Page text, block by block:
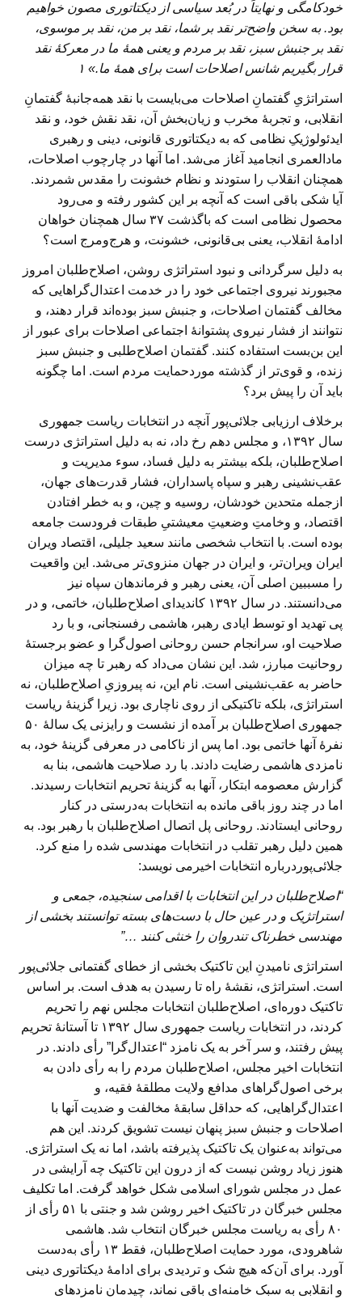
خودکامگی و نهایتاً در بُعد سیاسی از دیکتاتوری مصون خواهیم
بود. به سخن واضح‌تر نقد بر شما، نقد بر من، نقد بر موسوی،
نقد بر جنبش سبز، نقد بر مردم و یعنی همهٔ ما در معرکهٔ نقد
قرار بگیریم شانس اصلاحات است برای همهٔ ما.» ۱
استراتژیِ گفتمانِ اصلاحات می‌بایست با نقد همه‌جانبهٔ گفتمانِ
انقلابی، و تجربهٔ مخرب و زیان‌بخش آن، نقد نقش خود، و نقد
ایدئولوژیکِ نظامی که به دیکتاتوری قانونی، دینی و رهبری
مادالعمری انجامید آغاز می‌شد. اما آنها در چارچوب اصلاحات،
همچنان انقلاب را ستودند و نظام خشونت را مقدس شمردند.
آیا شکی باقی است که آنچه بر این کشور رفته و می‌رود
محصول نظامی است که باگذشت ۳۷ سال همچنان خواهان
ادامهٔ انقلاب، یعنی بی‌قانونی، خشونت، و هرج‌ومرج است؟
به دلیل سرگردانی و نبود استراتژی روشن، اصلاح‌طلبان امروز
مجبورند نیروی اجتماعی خود را در خدمت اعتدال‌گراهایی که
مخالف گفتمان اصلاحات، و جنبش سبز بوده‌اند قرار دهند، و
نتوانند از فشار نیروی پشتوانهٔ اجتماعی اصلاحات برای عبور از
این بن‌بست استفاده کنند. گفتمان اصلاح‌طلبی و جنبش سبز
زنده، و قوی‌تر از گذشته موردحمایت مردم است. اما چگونه
باید آن را پیش برد؟
برخلاف ارزیابی جلائی‌پور آنچه در انتخابات ریاست جمهوری
سال ۱۳۹۲، و مجلس دهم رخ داد، نه به دلیل استراتژی درست
اصلاح‌طلبان، بلکه بیشتر به دلیل فساد، سوء مدیریت و
عقب‌نشینی رهبر و سپاه پاسداران، فشار قدرت‌های جهان،
ازجمله متحدین خودشان، روسیه و چین، و به خطر افتادن
اقتصاد، و وخامتِ وضعیتِ معیشتیِ طبقات فرودست جامعه
بوده است. با انتخاب شخصی مانند سعید جلیلی، اقتصاد ویران
ایران ویران‌تر، و ایران در جهان منزوی‌تر می‌شد. این واقعیت
را مسببین اصلی آن، یعنی رهبر و فرماندهان سپاه نیز
می‌دانستند. در سال ۱۳۹۲ کاندیدای اصلاح‌طلبان، خاتمی، و در
پی تهدید او توسط ایادی رهبر، هاشمی رفسنجانی، و با رد
صلاحیت او، سرانجام حسن روحانی اصول‌گرا و عضو برجستهٔ
روحانیت مبارز، شد. این نشان می‌داد که رهبر تا چه میزان
حاضر به عقب‌نشینی است. نام این، نه پیروزیِ اصلاح‌طلبان، نه
استراتژی، بلکه تاکتیکی از روی ناچاری بود. زیرا گزینهٔ ریاست
جمهوری اصلاح‌طلبان بر آمده از نشست و رایزنی یک سالهٔ ۵۰
نفرهٔ آنها خاتمی بود. اما پس از ناکامی در معرفی گزینهٔ خود، به
نامزدی هاشمی رضایت دادند. با رد صلاحیت هاشمی، بنا به
گزارش معصومه ابتکار، آنها به گزینهٔ تحریم انتخابات رسیدند.
اما در چند روز باقی مانده به انتخابات به‌درستی در کنار
روحانی ایستادند. روحانی پل اتصال اصلاح‌طلبان با رهبر بود. به
همین دلیل رهبر تقلب در انتخابات مهندسی شده را منع کرد.
جلائی‌پوردرباره انتخابات اخیرمی نویسد:
“اصلاح‌طلبان در این انتخابات با اقدامی سنجیده، جمعی و
استراتژیک و در عین حال با دست‌های بسته توانستند بخشی از
مهندسی خطرناک تندروان را خنثی کنند …”
استراتژی نامیدنِ این تاکتیک بخشی از خطای گفتمانی جلائی‌پور
است. استراتژی، نقشهٔ راه تا رسیدن به هدف است. بر اساس
تاکتیک دوره‌ای، اصلاح‌طلبان انتخابات مجلس نهم را تحریم
کردند، در انتخابات ریاست جمهوری سال ۱۳۹۲ تا آستانهٔ تحریم
پیش رفتند، و سر آخر به یک نامزد “اعتدال‌گرا” رأی دادند. در
انتخابات اخیر مجلس، اصلاح‌طلبان مردم را به رأی دادن به
برخی اصول‌گراهای مدافع ولایت مطلقهٔ فقیه، و
اعتدال‌گراهایی، که حداقل سابقهٔ مخالفت و ضدیت آنها با
اصلاحات و جنبش سبز پنهان نیست تشویق کردند. این هم
می‌تواند به‌عنوان یک تاکتیک پذیرفته باشد، اما نه یک استراتژی.
هنوز زیاد روشن نیست که از درون این تاکتیک چه آرایشی در
عمل در مجلس شورای اسلامی شکل خواهد گرفت. اما تکلیف
مجلس خبرگان در تاکتیک اخیر روشن شد و جنتی با ۵۱ رأی از
۸۰ رأی به ریاست مجلس خبرگان انتخاب شد. هاشمی
شاهرودی، مورد حمایت اصلاح‌طلبان، فقط ۱۳ رأی به‌دست
آورد. برای آن‌که هیچ شک و تردیدی برای ادامهٔ دیکتاتوری دینی
و انقلابی به سبک خامنه‌ای باقی نماند، چیدمان نامزدهای